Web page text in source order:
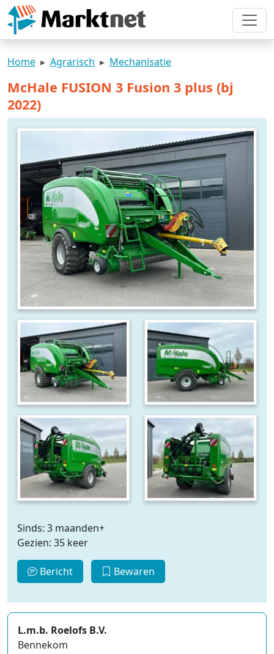
Home Agrarisch Mechanisatie
McHale FUSION 3 Fusion 3 plus (bj
2022)
Sinds: 3 maanden+
Gezien: 35 keer
Bericht Bewaren
L.m.b. Roelofs B.V.
Bennekom